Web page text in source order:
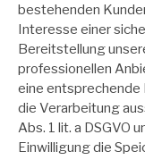
bestehenden
Interesse einer
Bereitstellung
professionellen
eine
die Verarbeitung
Abs. 1 lit. a DSGVO
Einwilligung die